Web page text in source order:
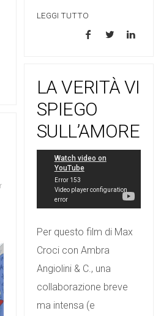
LEGGI TUTTO
LA VERITÀ VI
SPIEGO
SULL’AMORE
Per questo film di Max
Croci con Ambra
Angiolini & C., una
collaborazione breve
ma intensa (e